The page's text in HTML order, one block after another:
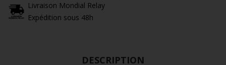
Livraison Mondial Relay
Expédition sous 48h
DESCRIPTION